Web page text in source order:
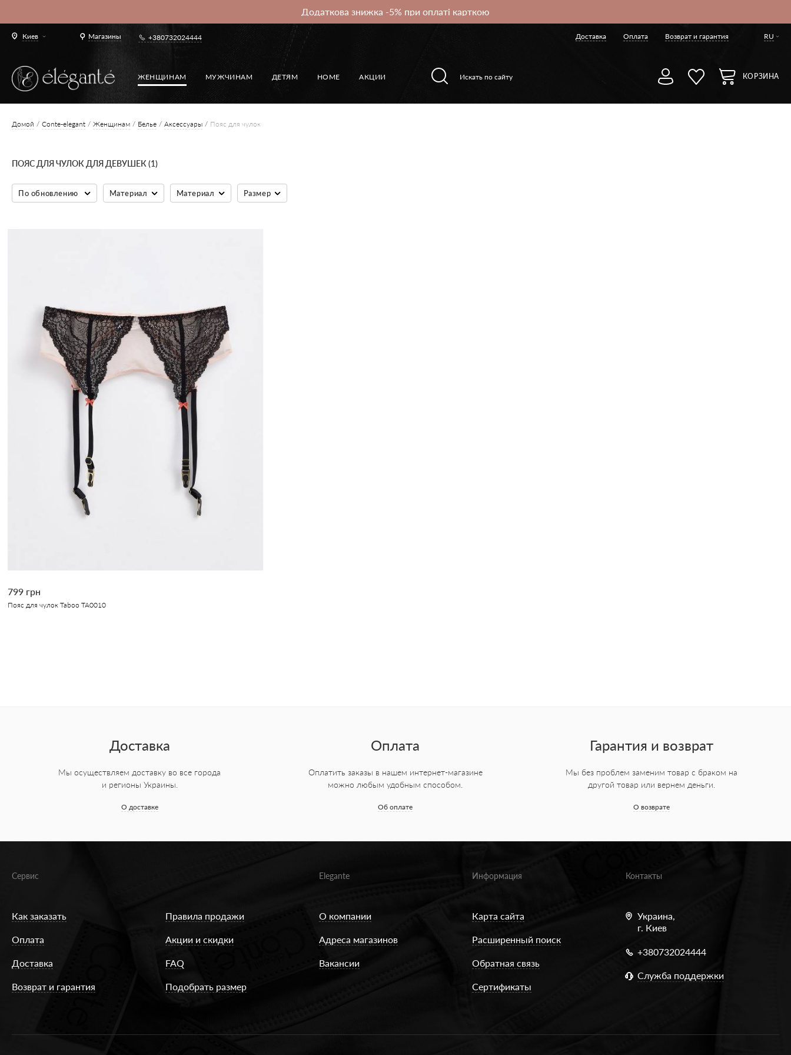
Додаткова знижка -5% при оплаті карткою
Киев Магазины +380732024444 Доставка Оплата Возврат и гарантия RU
ЖЕНЩИНАМ МУЖЧИНАМ ДЕТЯМ HOME АКЦИИ КОРЗИНА
Домой Conte-elegant Женщинам Белье Аксессуары Пояс для чулок
ПОЯС ДЛЯ ЧУЛОК ДЛЯ ДЕВУШЕК (1)
По обновлению Материал Материал Размер
799 грн
Пояс для чулок Taboо ТА0010
Доставка
Мы осуществляем доставку во все города
и регионы Украины.
О доставке
Оплата
Оплатить заказы в нашем интернет-магазине
можно любым удобным способом.
Об оплате
Гарантия и возврат
Мы без проблем заменим товар с браком на
другой товар или вернем деньги.
О возврате
Сервис
Как заказать
Оплата
Доставка
Возврат и гарантия
Правила продажи
Акции и скидки
FAQ
Подобрать размер
Elegante
О компании
Адреса магазинов
Вакансии
Информация
Карта сайта
Расширенный поиск
Обратная связь
Сертификаты
Контакты
Украина,
г. Киев
+380732024444
Служба поддержки